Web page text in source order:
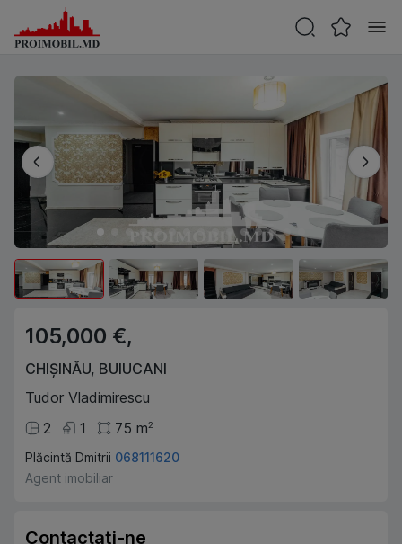
105,000 €,
CHIȘINĂU, BUIUCANI
Tudor Vladimirescu
2
1 75 m2
Plăcintă Dmitrii 068111620
Agent imobiliar
Contactați-ne